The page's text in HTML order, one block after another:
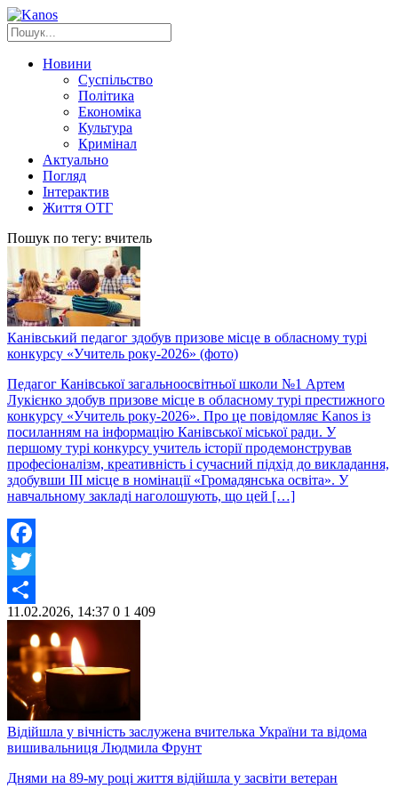
Новини
Суспільство
Політика
Економіка
Культура
Кримінал
Актуально
Погляд
Інтерактив
Життя ОТГ
Пошук по тегу: вчитель
Канівський педагог здобув призове місце в обласному турі
конкурсу «Учитель року-2026» (фото)
Педагог Канівської загальноосвітньої школи №1 Артем
Лукієнко здобув призове місце в обласному турі престижного
конкурсу «Учитель року-2026». Про це повідомляє Kanos із
посиланням на інформацію Канівської міської ради. У
першому турі конкурсу учитель історії продемонстрував
професіоналізм, креативність і сучасний підхід до викладання,
здобувши III місце в номінації «Громадянська освіта». У
навчальному закладі наголошують, що цей […]
Facebook
Twitter
Share
11.02.2026, 14:37 0 1 409
Відійшла у вічність заслужена вчителька України та відома
вишивальниця Людмила Фрунт
Днями на 89-му році життя відійшла у засвіти ветеран